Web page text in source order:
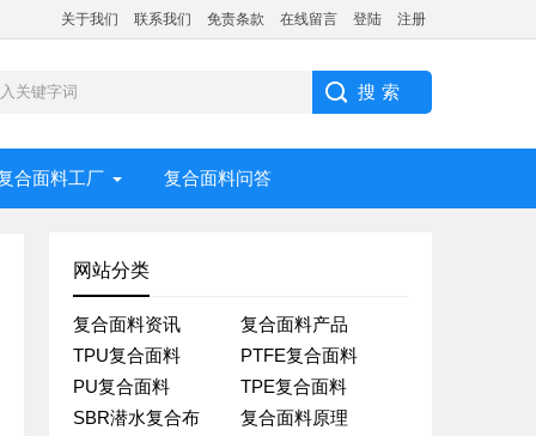
关于我们 联系我们 免责条款 在线留言 登陆 注册
合面料工厂 复合面料问答
网站分类
复合面料资讯
复合面料产品
TPU复合面料
PTFE复合面料
PU复合面料
TPE复合面料
SBR潜水复合布
复合面料原理